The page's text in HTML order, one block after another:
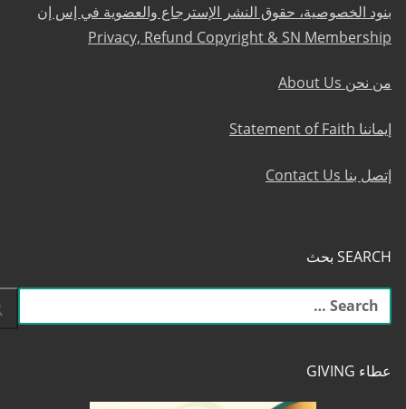
بنود الخصوصية، حقوق النشر الإسترجاع والعضوية في إس إن
Privacy, Refund Copyright & SN Membership
من نحن About Us
إيماننا Statement of Faith
إتصل بنا Contact Us
SEARCH بحث
البحث
عن:
عطاء GIVING